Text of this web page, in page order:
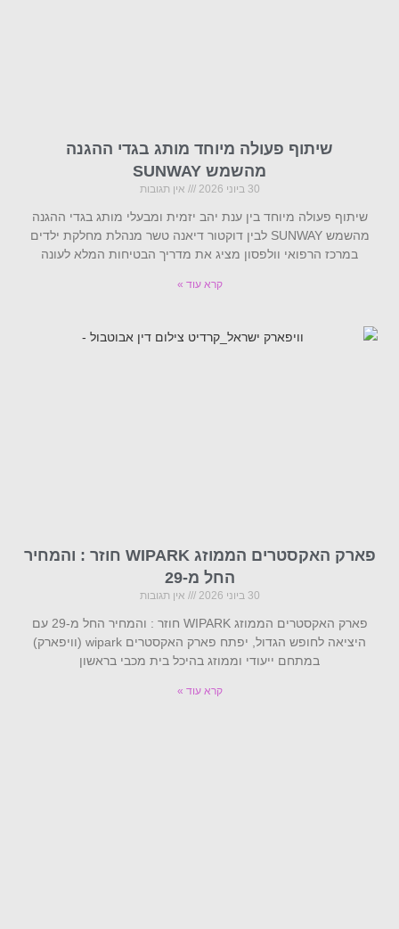
שיתוף פעולה מיוחד מותג בגדי ההגנה
מהשמש SUNWAY
30 ביוני 2026 אין תגובות
שיתוף פעולה מיוחד בין ענת יהב יזמית ומבעלי מותג בגדי ההגנה
מהשמש SUNWAY לבין דוקטור דיאנה טשר מנהלת מחלקת ילדים
במרכז הרפואי וולפסון מציג את מדריך הבטיחות המלא לעונה
קרא עוד »
פארק האקסטרים הממוזג WIPARK חוזר : והמחיר
החל מ-29
30 ביוני 2026 אין תגובות
פארק האקסטרים הממוזג WIPARK חוזר : והמחיר החל מ-29 עם
היציאה לחופש הגדול, יפתח פארק האקסטרים wipark (וויפארק)
במתחם ייעודי וממוזג בהיכל בית מכבי בראשון
קרא עוד »